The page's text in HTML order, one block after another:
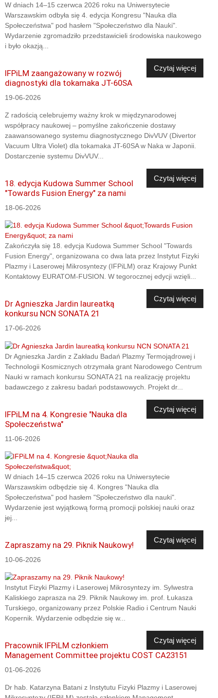
W dniach 14–15 czerwca 2026 roku na Uniwersytecie
Warszawskim odbyła się 4. edycja Kongresu "Nauka dla
Społeczeństwa" pod hasłem "Społeczeństwo dla Nauki".
Wydarzenie zgromadziło przedstawicieli środowiska naukowego
i było okazją...
Czytaj więcej
IFPiLM zaangażowany w rozwój
diagnostyki dla tokamaka JT-60SA
19-06-2026
Z radością celebrujemy ważny krok w międzynarodowej
współpracy naukowej – pomyślne zakończenie dostawy
zaawansowanego systemu diagnostycznego DivVUV (Divertor
Vacuum Ultra Violet) dla tokamaka JT-60SA w Naka w Japonii.
Dostarczenie systemu DivVUV...
Czytaj więcej
18. edycja Kudowa Summer School
"Towards Fusion Energy" za nami
18-06-2026
Zakończyła się 18. edycja Kudowa Summer School "Towards
Fusion Energy", organizowana co dwa lata przez Instytut Fizyki
Plazmy i Laserowej Mikrosyntezy (IFPiLM) oraz Krajowy Punkt
Kontaktowy EURATOM-FUSION. W tegorocznej edycji wzięli...
Czytaj więcej
Dr Agnieszka Jardin laureatką
konkursu NCN SONATA 21
17-06-2026
Dr Agnieszka Jardin z Zakładu Badań Plazmy Termojądrowej i
Technologii Kosmicznych otrzymała grant Narodowego Centrum
Nauki w ramach konkursu SONATA 21 na realizację projektu
badawczego z zakresu badań podstawowych. Projekt dr...
Czytaj więcej
IFPiLM na 4. Kongresie "Nauka dla
Społeczeństwa"
11-06-2026
W dniach 14–15 czerwca 2026 roku na Uniwersytecie
Warszawskim odbędzie się 4. Kongres "Nauka dla
Społeczeństwa" pod hasłem "Społeczeństwo dla nauki".
Wydarzenie jest wyjątkową formą promocji polskiej nauki oraz
jej...
Czytaj więcej
Zapraszamy na 29. Piknik Naukowy!
10-06-2026
Instytut Fizyki Plazmy i Laserowej Mikrosyntezy im. Sylwestra
Kaliskiego zaprasza na 29. Piknik Naukowy im. prof. Łukasza
Turskiego, organizowany przez Polskie Radio i Centrum Nauki
Kopernik. Wydarzenie odbędzie się w...
Czytaj więcej
Pracownik IFPiLM członkiem
Management Committee projektu COST CA23151
01-06-2026
Dr hab. Katarzyna Batani z Instytutu Fizyki Plazmy i Laserowej